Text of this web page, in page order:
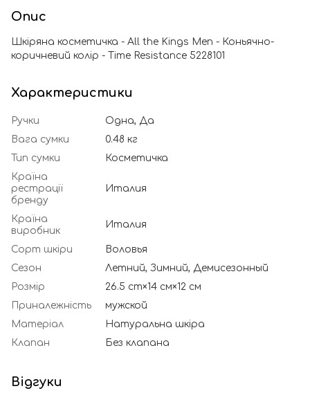
Опис
Шкіряна косметичка - All the Kings Men - Коньячно-
коричневий колір - Time Resistance 5228101
Характеристики
Ручки
Одна, Да
Вага сумки
0.48 кг
Тип сумки
Косметичка
Країна
рестрації
бренду
Италия
Країна
виробник
Италия
Сорт шкіри
Воловья
Сезон
Летний, Зимний, Демисезонный
Розмір
26.5 cm×14 см×12 см
Приналежність
мужской
Матеріал
Натуральна шкіра
Клапан
Без клапана
Відгуки